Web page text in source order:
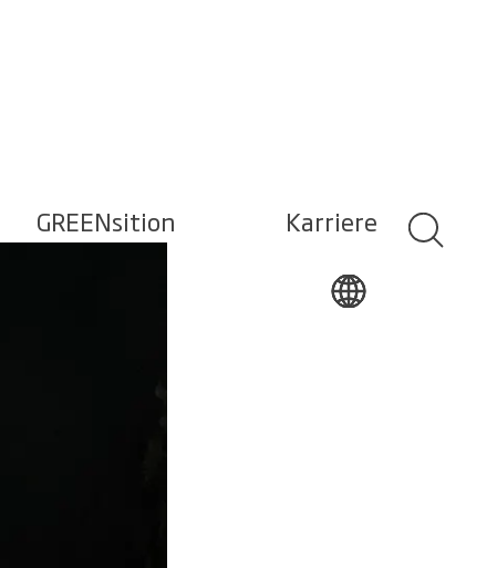
GREENsition Karriere